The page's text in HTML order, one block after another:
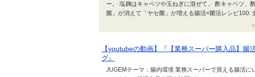
ー。 塩麹はキャベツや玉ねぎに混ぜて、 酢キャベツ、
菌」が消えて「ヤセ菌」が増える腸活×菌活レシピ100:
【youtubeの動画】『【業務スーパー購入品】腸
グ』
JUGEMテーマ：腸内環境 業務スーパーで買える腸活